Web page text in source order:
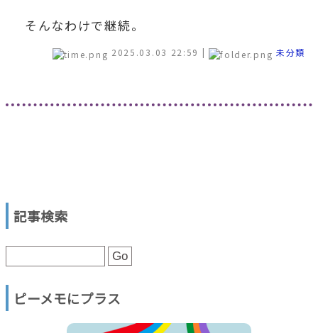
そんなわけで継続。
2025.03.03 22:59 | 未分類
記事検索
ピーメモにプラス